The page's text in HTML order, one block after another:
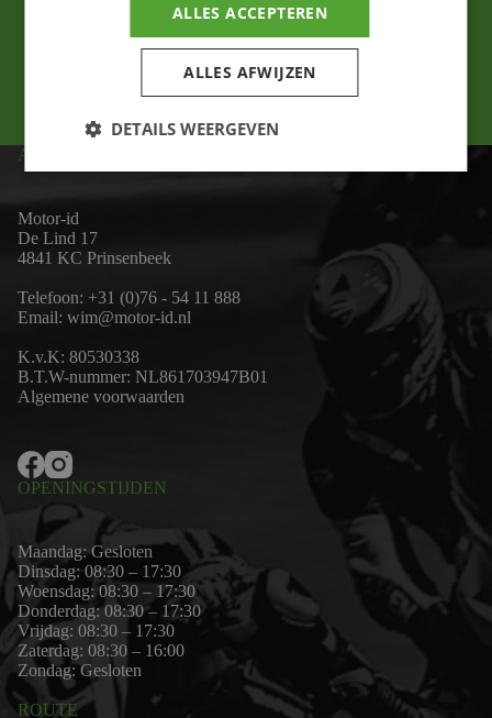
ADRES
Motor-id
De Lind 17
4841 KC Prinsenbeek
Telefoon: +31 (0)76 - 54 11 888
Email: wim@motor-id.nl
K.v.K: 80530338
B.T.W-nummer: NL861703947B01
Algemene voorwaarden
OPENINGSTIJDEN
Maandag: Gesloten
Dinsdag: 08:30 – 17:30
Woensdag: 08:30 – 17:30
Donderdag: 08:30 – 17:30
Vrijdag: 08:30 – 17:30
Zaterdag: 08:30 – 16:00
Zondag: Gesloten
ROUTE
ALLES ACCEPTEREN
ALLES AFWIJZEN
DETAILS WEERGEVEN